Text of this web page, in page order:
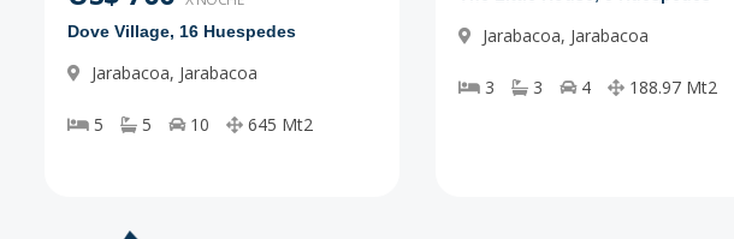
Dove Village, 16 Huespedes
Jarabacoa, Jarabacoa
5 5 10 645 Mt2
Jarabacoa, Jarabacoa
3 3 4 188.97 Mt2